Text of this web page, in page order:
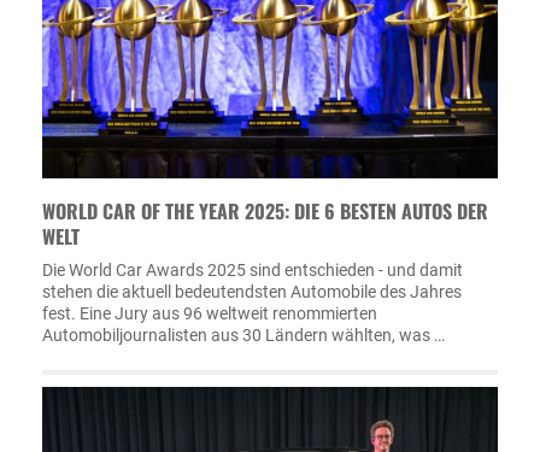
WORLD CAR OF THE YEAR 2025: DIE 6 BESTEN AUTOS DER
WELT
Die World Car Awards 2025 sind entschieden - und damit
stehen die aktuell bedeutendsten Automobile des Jahres
fest. Eine Jury aus 96 weltweit renommierten
Automobiljournalisten aus 30 Ländern wählten, was …